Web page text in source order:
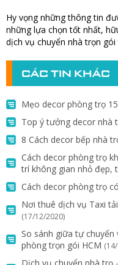
Hy vọng những thông tin
những lựa chọn tốt nhất,
dịch vụ chuyển nhà trọn gói
CÁC TIN KHÁC
Mẹo decor phòng trọ
Top ý tưởng decor nhà
8 Cách decor bếp nhà
Cách decor phòng trọ
trí không gian nhỏ đẹp,
Cách decor phòng trọ
Nơi thuê dịch vụ Taxi
(17/12/2020)
So sánh giữa tự
phòng trọn gói HCM